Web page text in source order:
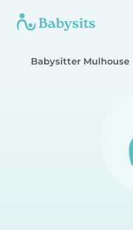
Babysitter Mulhouse